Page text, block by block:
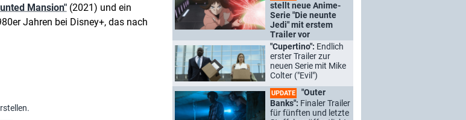
Mansion" (2021) und ein
Jahren bei Disney+, das nach
stellt neue Anime-
Serie "Die neunte
Jedi" mit erstem
Trailer vor
"Cupertino": Endlich
erster Trailer zur
neuen Serie mit Mike
Colter ("Evil")
UPDATE
"Outer
Banks": Finaler Trailer
für fünften und letzte